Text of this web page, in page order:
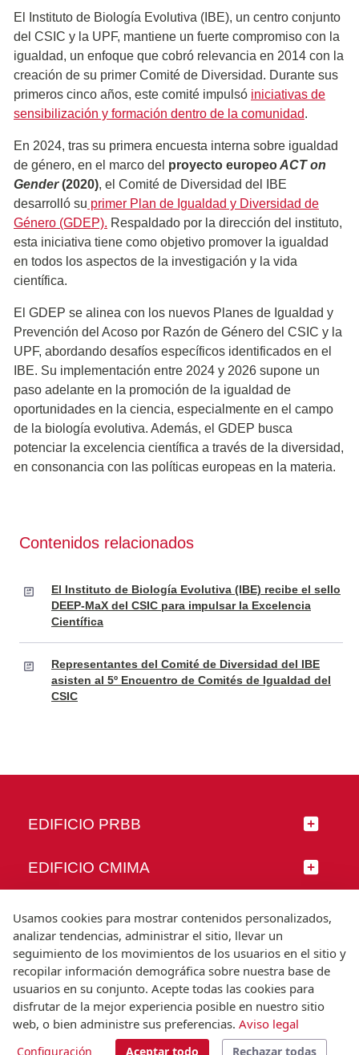
El Instituto de Biología Evolutiva (IBE), un centro conjunto
del CSIC y la UPF, mantiene un fuerte compromiso con la
igualdad, un enfoque que cobró relevancia en 2014 con la
creación de su primer Comité de Diversidad. Durante sus
primeros cinco años, este comité impulsó iniciativas de
sensibilización y formación dentro de la comunidad.
En 2024, tras su primera encuesta interna sobre igualdad
de género, en el marco del proyecto europeoACT on
Gender(2020), el Comité de Diversidad del IBE
desarrolló su primer Plan de Igualdad y Diversidad de
Género (GDEP). Respaldado por la dirección del instituto,
esta iniciativa tiene como objetivo promover la igualdad
en todos los aspectos de la investigación y la vida
científica.
El GDEP se alinea con los nuevos Planes de Igualdad y
Prevención del Acoso por Razón de Género del CSIC y la
UPF, abordando desafíos específicos identificados en el
IBE. Su implementación entre 2024 y 2026 supone un
paso adelante en la promoción de la igualdad de
oportunidades en la ciencia, especialmente en el campo
de la biología evolutiva. Además, el GDEP busca
potenciar la excelencia científica a través de la diversidad,
en consonancia con las políticas europeas en la materia.
Contenidos relacionados
El Instituto de Biología Evolutiva (IBE) recibe el sello
DEEP-MaX del CSIC para impulsar la Excelencia
Científica
Representantes del Comité de Diversidad del IBE
asisten al 5º Encuentro de Comités de Igualdad del
CSIC
EDIFICIO PRBB
EDIFICIO CMIMA
SÍGUENOS
© Universitat Pompeu Fabra
Barcelona
T.(+34) 93 542 20 00
Usamos cookies para mostrar contenidos personalizados,
analizar tendencias, administrar el sitio, llevar un
seguimiento de los movimientos de los usuarios en el sitio y
recopilar información demográfica sobre nuestra base de
usuarios en su conjunto. Acepte todas las cookies para
disfrutar de la mejor experiencia posible en nuestro sitio
web, o bien administre sus preferencias. Aviso legal
Configuración Aceptar todo Rechazar todas